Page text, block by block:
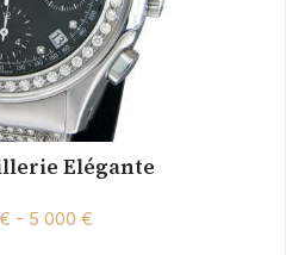
Elégante
- 5 000 €